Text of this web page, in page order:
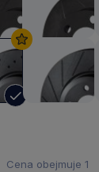
Cena obejmuje 1